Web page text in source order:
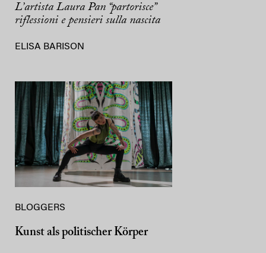
L’artista Laura Pan “partorisce”
riflessioni e pensieri sulla nascita
ELISA BARISON
BLOGGERS
Kunst als politischer Körper